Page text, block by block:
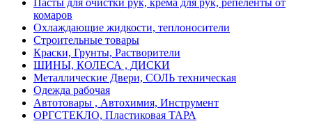
Пасты для очистки рук, крема для рук, репеленты от
комаров
Охлаждающие жидкости, теплоносители
Строительные товары
Краски, Грунты, Растворители
ШИНЫ, КОЛЕСА , ДИСКИ
Металлические Двери, СОЛЬ техническая
Одежда рабочая
Автотовары , Автохимия, Инструмент
ОРГСТЕКЛО, Пластиковая ТАРА